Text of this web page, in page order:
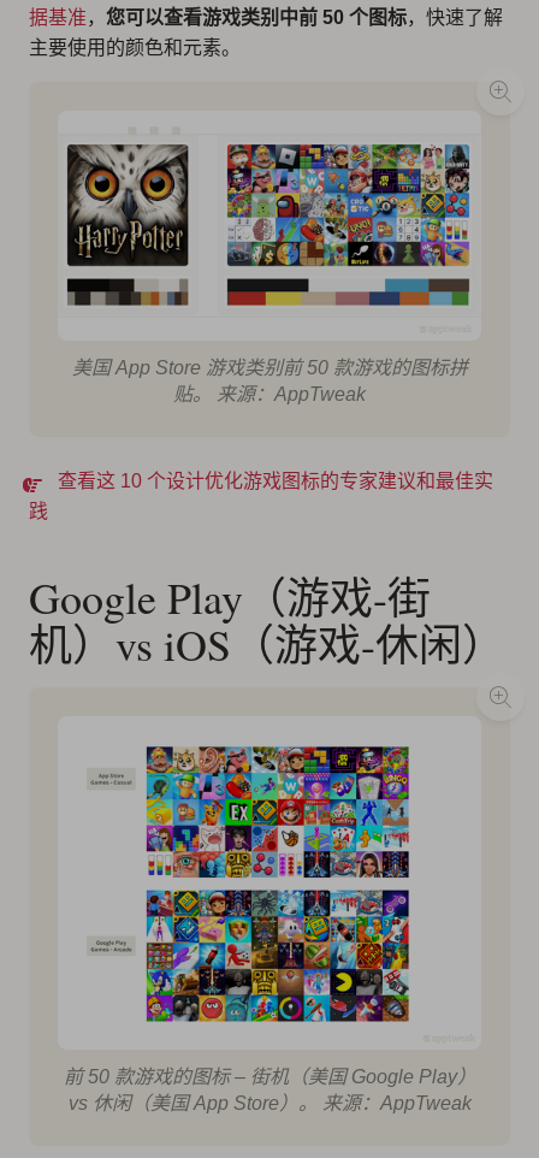
据基准 ， 您可以查看游戏类别中前 50 个图标，快速了解
主要使用的颜色和元素。
美国 App Store 游戏类别前 50 款游戏的图标拼
贴。 来源：AppTweak
查看这 10 个设计优化游戏图标的专家建议和最佳实
践
Google Play（游戏-街
机）vs iOS（游戏-休闲）
前 50 款游戏的图标 – 街机（美国 Google Play）
vs 休闲（美国 App Store）。 来源：AppTweak